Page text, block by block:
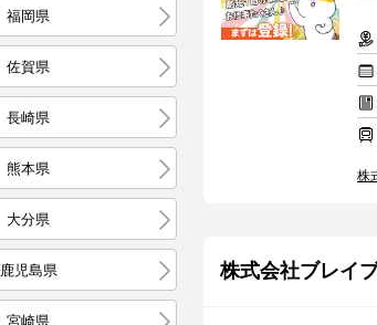
福岡県
佐賀県
長崎県
熊本県
大分県
鹿児島県
宮崎県
株
株式会社ブレイ